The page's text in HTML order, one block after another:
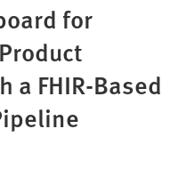
for
FHIR-Based